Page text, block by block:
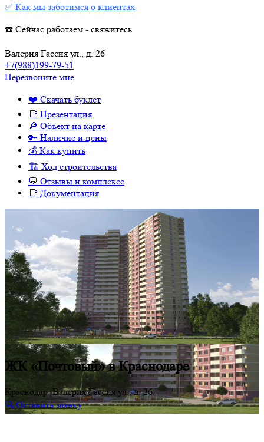
✅ Как мы заботимся о клиентах
☎️ Сейчас работаем - свяжитесь
Валерия Гассия ул., д. 26
+7(988)199-79-51
Перезвоните мне
❤️ Скачать буклет
📑 Презентация
🔎 Объект на карте
🔑 Наличие и цены
💰 Как купить
🏗 Ход строительства
💬 Отзывы и комплексе
📑 Документация
ЖК «Почтовый» в Краснодаре
Краснодар, Валерия Гассия ул., д. 26
🔍 Оставить заявку